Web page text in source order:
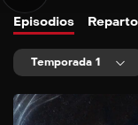
Episodios Reparto
Temporada 1